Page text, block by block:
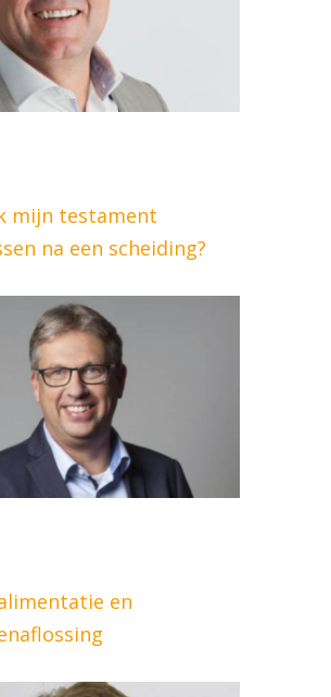
mijn testament
na een scheiding?
en